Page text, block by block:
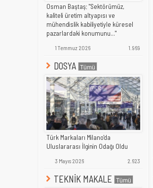
Osman Baştaş; "Sektörümüz,
kaliteli üretim altyapısı ve
mühendislik kabiliyetiyle küresel
pazarlardaki konumunu..."
1 Temmuz 2026 1.969
DOSYA
Türk Markaları Milano'da
Uluslararası İlginin Odağı Oldu
3 Mayıs 2026 2.623
TEKNİK MAKALE